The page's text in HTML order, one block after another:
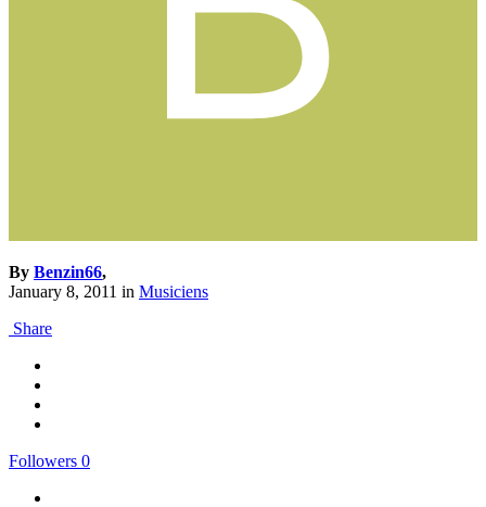
By Benzin66,
January 8, 2011 in Musiciens
Share
Followers 0